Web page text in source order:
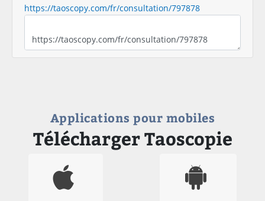
https://taoscopy.com/fr/consultation/797878
Applications pour mobiles
Télécharger Taoscopie